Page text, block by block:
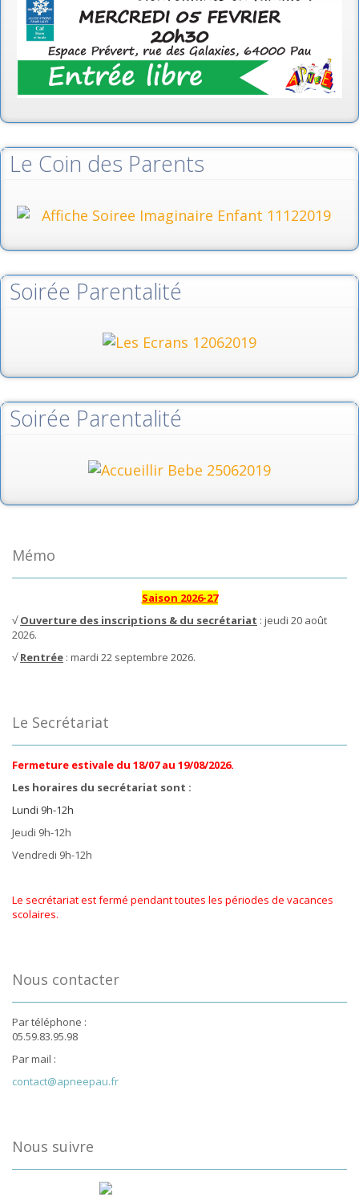
Le Coin des Parents
Soirée Parentalité
Soirée Parentalité
Mémo
Saison 2026-27
√Ouverture des inscriptions & du secrétariat : jeudi 20 août
2026.
√Rentrée : mardi 22 septembre 2026.
Le Secrétariat
Fermeture estivale du 18/07 au 19/08/2026.
Les horaires du secrétariat sont :
Lundi 9h-12h
Jeudi 9h-12h
Vendredi 9h-12h
Le secrétariat est fermé pendant toutes les périodes de vacances
scolaires.
Nous contacter
Par téléphone :
05.59.83.95.98
Par mail :
contact@apneepau.fr
Nous suivre